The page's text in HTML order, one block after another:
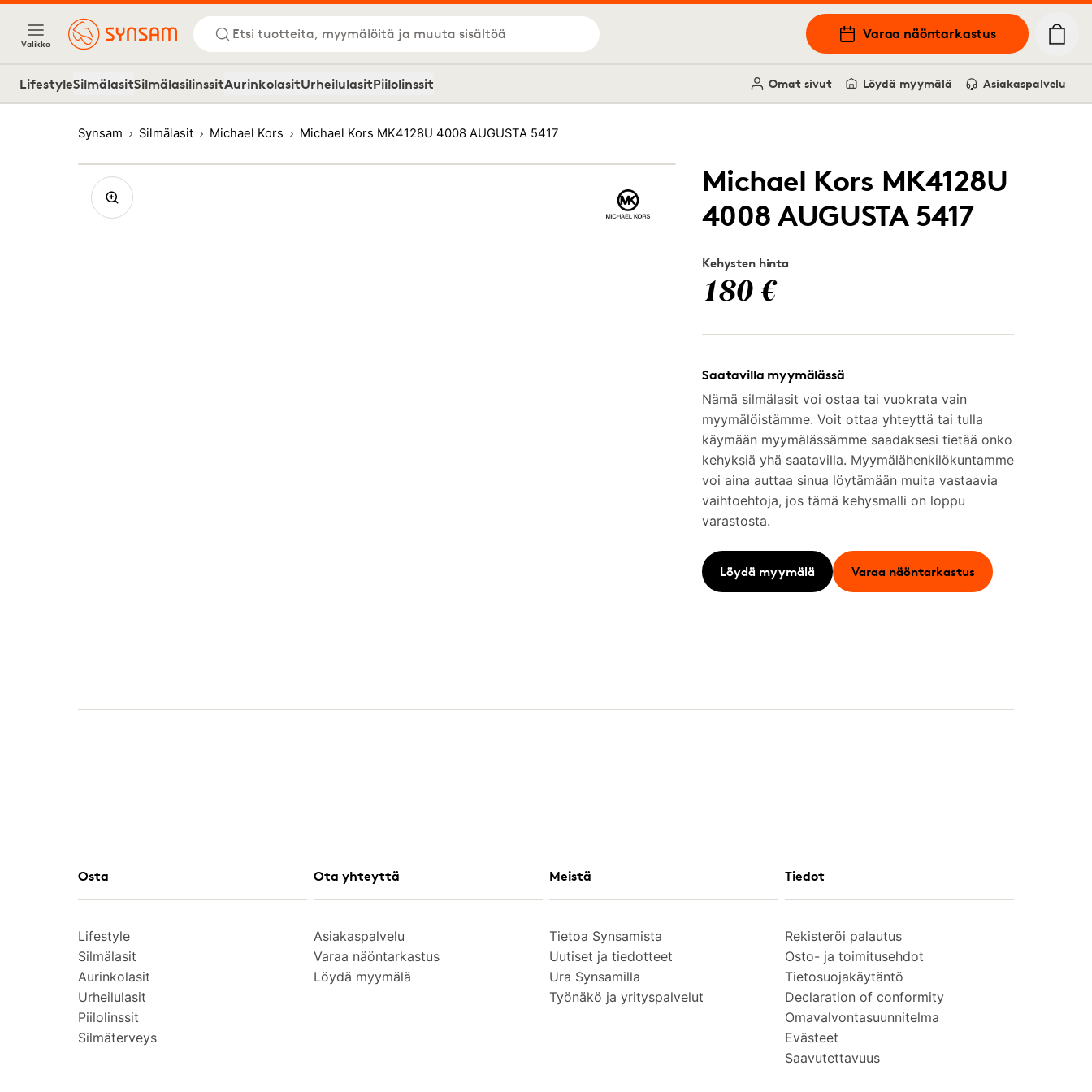
Valikko
Etsi tuotteita, myymälöitä ja muuta sisältöä Varaa näöntarkastus
LifestyleSilmälasitSilmälasilinssitAurinkolasitUrheilulasitPiilolinssit Omat sivut Löydä myymälä Asiakaspalvelu
Synsam Silmälasit Michael Kors Michael Kors MK4128U 4008 AUGUSTA 5417
Michael Kors MK4128U
4008 AUGUSTA 5417
Kehysten hinta
180 €
Saatavilla myymälässä
Nämä silmälasit voi ostaa tai vuokrata vain
myymälöistämme. Voit ottaa yhteyttä tai tulla
käymään myymälässämme saadaksesi tietää onko
kehyksiä yhä saatavilla. Myymälähenkilökuntamme
voi aina auttaa sinua löytämään muita vastaavia
vaihtoehtoja, jos tämä kehysmalli on loppu
varastosta.
Löydä myymälä Varaa näöntarkastus
Osta
Lifestyle
Silmälasit
Aurinkolasit
Urheilulasit
Piilolinssit
Silmäterveys
Ota yhteyttä
Asiakaspalvelu
Varaa näöntarkastus
Löydä myymälä
Meistä
Tietoa Synsamista
Uutiset ja tiedotteet
Ura Synsamilla
Työnäkö ja yrityspalvelut
Tiedot
Rekisteröi palautus
Osto- ja toimitusehdot
Tietosuojakäytäntö
Declaration of conformity
Omavalvontasuunnitelma
Evästeet
Saavutettavuus